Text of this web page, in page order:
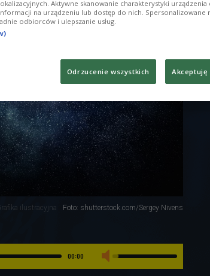
ilustracyjna Foto: shutterstock.com/Sergey Nivens
00:00
Aktywne skanowanie charakterystyki
na urządzeniu lub dostęp do nich. Spersonalizowane
odbiorców i ulepszanie usług.
Odrzucenie wszystkich Akceptuję